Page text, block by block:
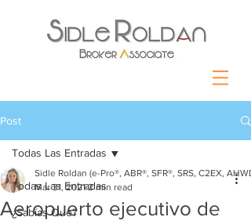
Post
Todas Las Entradas
¿Sabías Que?
Todas Las Entradas
Aeropuerto ejecutivo de
Sidle Roldan (e-Pro®, ABR®, SFR®, SRS, C2EX, AHWD)
Mar 31, 2021 2 min read